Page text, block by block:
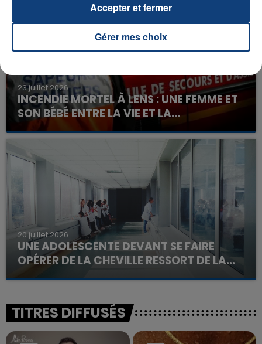
23 juillet 2026
INCENDIE MORTEL À LENS : UNE FEMME ET
SON BÉBÉ ENTRE LA VIE ET LA...
Un homme s'est immolé par le feu après avoir
aspergé sa compagne et leur bébé de trois mois
d'un liquide inflammable.
20 juillet 2026
UNE ADOLESCENTE DEVANT SE FAIRE
OPÉRER DE LA CHEVILLE RESSORT DE LA...
La famille a porté plainte contre la clinique qui a
excuses.
TITRES DIFFUSÉS
Gérer mes choix
Accepter et fermer